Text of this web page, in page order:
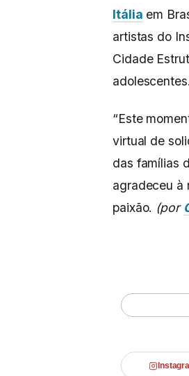
Itália em
artistas do
Cidade
adolescentes.
“Este
virtual de
das famílias
agradeceu à
paixão. (por